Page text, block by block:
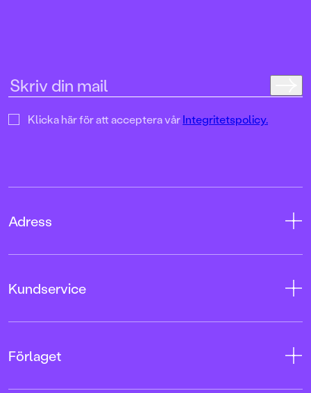
Klicka här för att acceptera vårIntegritetspolicy.
Adress
103 12 Stockholm
Kundservice
Kundservice
Förlaget